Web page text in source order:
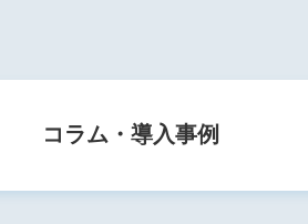
コラム・導入事例